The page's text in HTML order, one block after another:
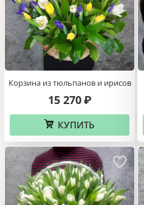
Корзина из тюльпанов и ирисов
15 270 ₽
КУПИТЬ